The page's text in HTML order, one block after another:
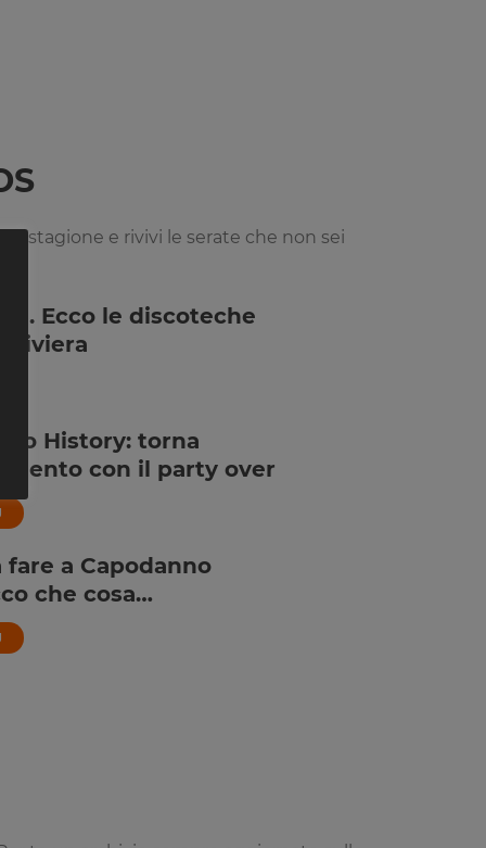
stagione e rivivi le serate che non sei
Ecco le discoteche
History: torna
con il party over
fare a Capodanno
che cosa…